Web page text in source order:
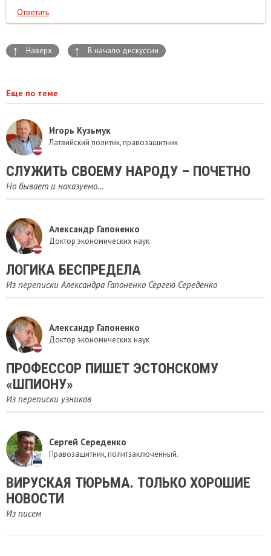
Ответить
↑ Наверх ↑ В начало дискуссии
Еще по теме
Игорь Кузьмук
Латвийский политик, правозащитник
СЛУЖИТЬ СВОЕМУ НАРОДУ – ПОЧЕТНО
Но бывает и наказуемо…
Александр Гапоненко
Доктор экономических наук
ЛОГИКА БЕСПРЕДЕЛА
Из переписки Александра Гапоненко Сергею Середенко
Александр Гапоненко
Доктор экономических наук
ПРОФЕССОР ПИШЕТ ЭСТОНСКОМУ
«ШПИОНУ»
Из переписки узников
Сергей Середенко
Правозащитник, политзаключенный.
ВИРУСКАЯ ТЮРЬМА. ТОЛЬКО ХОРОШИЕ
НОВОСТИ
Из писем